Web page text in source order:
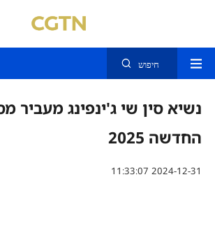
חיפוש
נשיא סין שי ג'ינפינג מעביר
החדשה 2025
11:33:07 2024-12-31